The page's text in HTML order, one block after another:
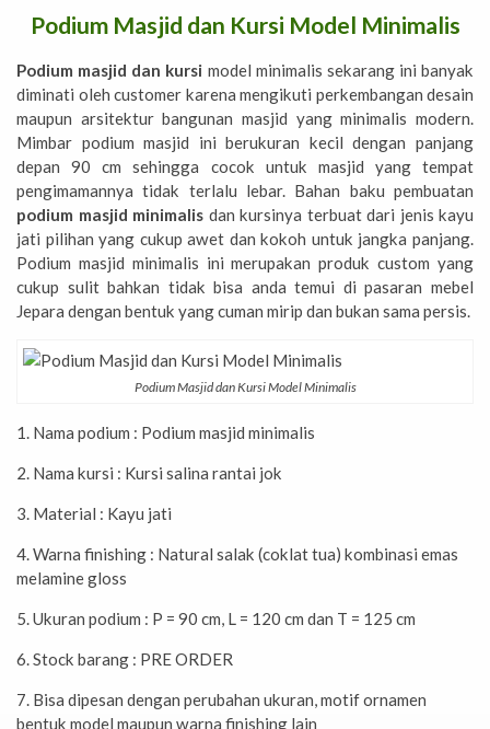
Podium Masjid dan Kursi Model Minimalis
Podium masjid dan kursi model minimalis sekarang ini banyak
diminati oleh customer karena mengikuti perkembangan desain
maupun arsitektur bangunan masjid yang minimalis modern.
Mimbar podium masjid ini berukuran kecil dengan panjang
depan 90 cm sehingga cocok untuk masjid yang tempat
pengimamannya tidak terlalu lebar. Bahan baku pembuatan
podium masjid minimalis dan kursinya terbuat dari jenis kayu
jati pilihan yang cukup awet dan kokoh untuk jangka panjang.
Podium masjid minimalis ini merupakan produk custom yang
cukup sulit bahkan tidak bisa anda temui di pasaran mebel
Jepara dengan bentuk yang cuman mirip dan bukan sama persis.
Podium Masjid dan Kursi Model Minimalis
1. Nama podium : Podium masjid minimalis
2. Nama kursi : Kursi salina rantai jok
3. Material : Kayu jati
4. Warna finishing : Natural salak (coklat tua) kombinasi emas
melamine gloss
5. Ukuran podium : P = 90 cm, L = 120 cm dan T = 125 cm
6. Stock barang : PRE ORDER
7. Bisa dipesan dengan perubahan ukuran, motif ornamen
bentuk model maupun warna finishing lain